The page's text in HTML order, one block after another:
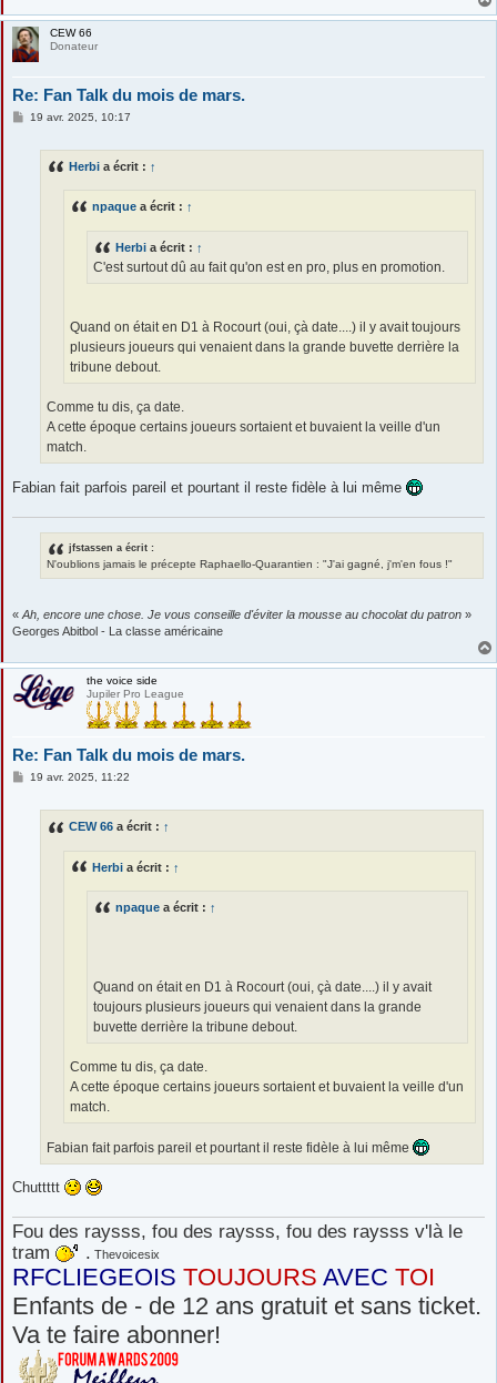
CEW 66
Donateur
Re: Fan Talk du mois de mars.
M19 avr. 2025, 10:17
Herbi a écrit : ↑
npaque a écrit : ↑
Herbi a écrit : ↑
C'est surtout dû au fait qu'on est en pro, plus en promotion.
Quand on était en D1 à Rocourt (oui, çà date....) il y avait toujours
plusieurs joueurs qui venaient dans la grande buvette derrière la
tribune debout.
Comme tu dis, ça date.
A cette époque certains joueurs sortaient et buvaient la veille d'un
match.
Fabian fait parfois pareil et pourtant il reste fidèle à lui même
jfstassen a écrit :
N'oublions jamais le précepte Raphaello-Quarantien : "J'ai gagné, j'm'en fous !"
« Ah, encore une chose. Je vous conseille d'éviter la mousse au chocolat du patron »
Georges Abitbol - La classe américaine
the voice side
Jupiler Pro League
Re: Fan Talk du mois de mars.
M19 avr. 2025, 11:22
CEW 66 a écrit : ↑
Herbi a écrit : ↑
npaque a écrit : ↑
Quand on était en D1 à Rocourt (oui, çà date....) il y avait
toujours plusieurs joueurs qui venaient dans la grande
buvette derrière la tribune debout.
Comme tu dis, ça date.
A cette époque certains joueurs sortaient et buvaient la veille d'un
match.
Fabian fait parfois pareil et pourtant il reste fidèle à lui même
Chuttttt
Fou des raysss, fou des raysss, fou des raysss v'là le
tram
. Thevoicesix
RFCLIEGEOIS TOUJOURS AVEC TOI
Enfants de - de 12 ans gratuit et sans ticket.
Va te faire abonner!